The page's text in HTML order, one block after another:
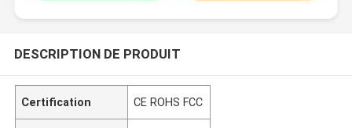
DESCRIPTION DE PRODUIT
Certification CE ROHS FCC